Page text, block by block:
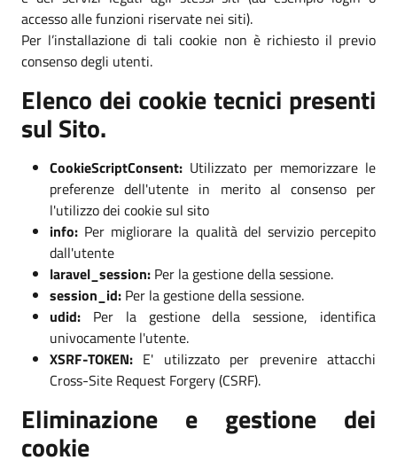
accesso alle funzioni riservate nei siti).
Per l’installazione di tali cookie non è richiesto il previo
consenso degli utenti.
Elenco dei cookie tecnici presenti
sul Sito.
CookieScriptConsent: Utilizzato per memorizzare le
preferenze dell'utente in merito al consenso per
l'utilizzo dei cookie sul sito
info: Per migliorare la qualità del servizio percepito
dall'utente
laravel_session: Per la gestione della sessione.
session_id: Per la gestione della sessione.
udid: Per la gestione della sessione, identifica
univocamente l'utente.
XSRF-TOKEN: E' utilizzato per prevenire attacchi
Cross-Site Request Forgery (CSRF).
Eliminazione e gestione dei
cookie